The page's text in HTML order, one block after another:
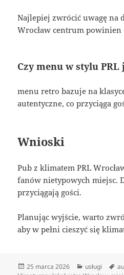
Najlepiej zwrócić uwagę na
Wrocław centrum powinien
Czy menu w stylu
menu retro bazuje na
autentyczne, co przyciąga
Wnioski
Pub z klimatem PRL
fanów nietypowych miejsc.
przyciągają gości.
Planując wyjście, warto
aby w pełni cieszyć się
Data
25 marca 2026 Kategorie
usługi